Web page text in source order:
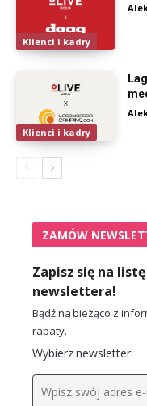
Klienci i kadry
Klienci i kadry
ZAMÓW
Zapisz się na
newslettera!
Bądź na bieżąco z
rabaty.
Wybierz newsletter: